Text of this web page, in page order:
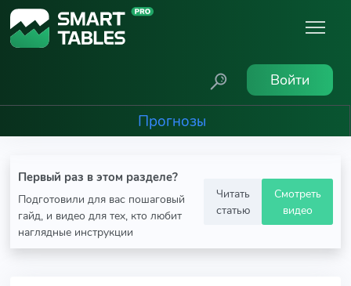
Войти
Прогнозы
Первый раз в этом разделе?
Подготовили для вас пошаговый
гайд, и видео для тех, кто любит
наглядные инструкции
Читать
статью
Смотреть
видео